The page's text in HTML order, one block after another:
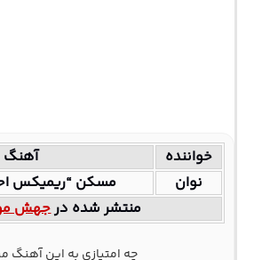
خواننده
آهنگ
نوان
مسکن “ریمیکس
منتشر شده درجهش
چه امتیازی به این آهنگ